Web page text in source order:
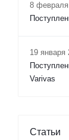
8
19 января
Varivas
Статьи